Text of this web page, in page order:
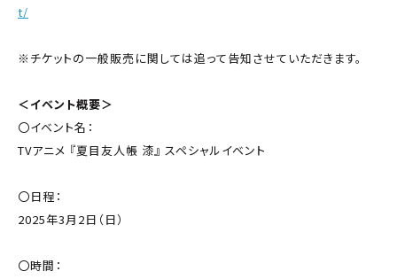
t/
※チケットの一般販売に関しては追って告知させていただきます。
＜イベント概要＞
〇イベント名：
TVアニメ 『夏目友人帳 漆』 スペシャルイベント
〇日程：
2025年3月2日（日）
〇時間：